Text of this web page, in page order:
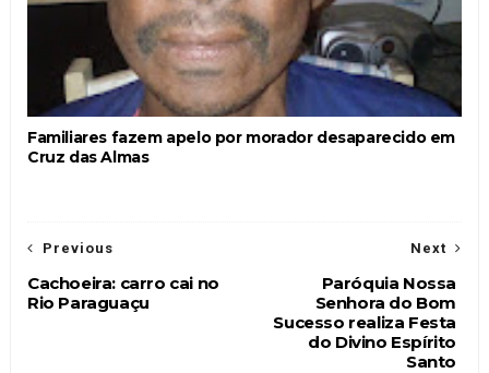
Familiares fazem apelo por morador desaparecido em
Cruz das Almas
Next
Paróquia Nossa
Senhora do Bom
Sucesso realiza Festa
do Divino Espírito
Santo
Previous
Cachoeira: carro cai no
Rio Paraguaçu